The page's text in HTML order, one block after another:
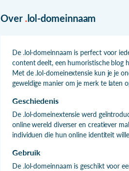
Over .lol-domeinnaam
De .lol-domeinnaam is perfect voor
content deelt, een humoristische blog
Met de .lol-domeinextensie kun je je
geweldige manier om je merk te laten
Geschiedenis
De .lol-domeinextensie werd
online wereld diverser en creatiever
individuen die hun online identiteit
Gebruik
De .lol-domeinnaam is geschikt voor